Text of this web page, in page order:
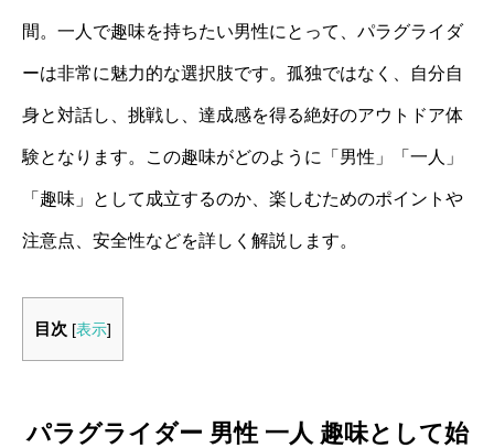
間。一人で趣味を持ちたい男性にとって、パラグライダ
ーは非常に魅力的な選択肢です。孤独ではなく、自分自
身と対話し、挑戦し、達成感を得る絶好のアウトドア体
験となります。この趣味がどのように「男性」「一人」
「趣味」として成立するのか、楽しむためのポイントや
注意点、安全性などを詳しく解説します。
目次 [表示]
パラグライダー 男性 一人 趣味として始